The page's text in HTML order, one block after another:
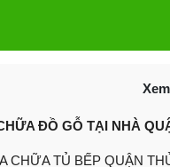
ĐỒ GỖ TẠI NHÀ
CHỮA TỦ BẾP QUẬN